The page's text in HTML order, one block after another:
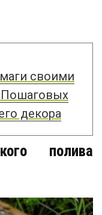
своими
Пошаговых
декора
полива